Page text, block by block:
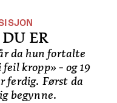
ER
da hun fortalte
kropp» - og 19
ferdig. Først da
begynne.